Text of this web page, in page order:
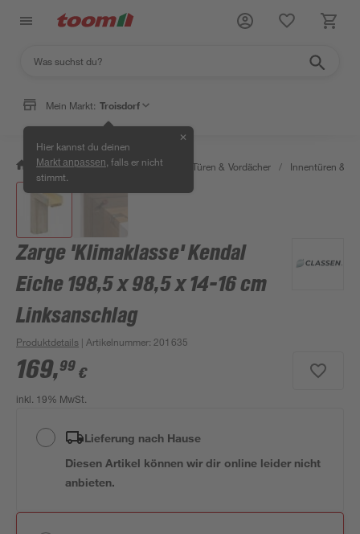
Mein Markt: Troisdorf
Hier kannst du deinen
Markt anpassen , falls er nicht
stimmt.
✕
/ Bauen & Renovieren / Fenster, Türen & Vordächer / Innentüren &
Zarge 'Klimaklasse' Kendal
Eiche 198,5 x 98,5 x 14-16 cm
Linksanschlag
Produktdetails | Artikelnummer: 201635
169,99 €
inkl. 19% MwSt.
Lieferung nach Hause
Diesen Artikel können wir dir online leider nicht
anbieten.